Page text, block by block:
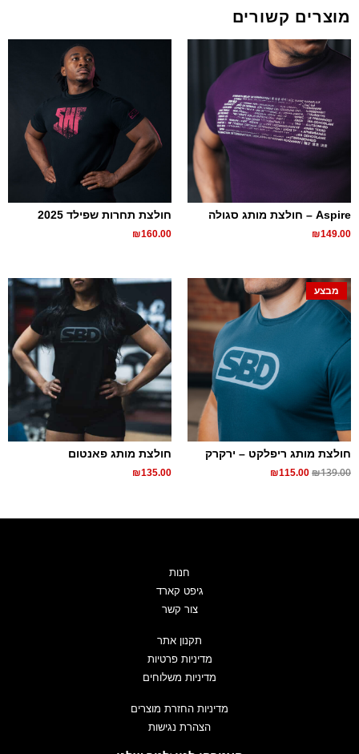
מוצרים קשורים
Aspire – חולצת מותג סגולה
₪149.00
חולצת תחרות שפילד 2025
₪160.00
מבצע
חולצת מותג ריפלקט – ירקרק
₪139.00
₪115.00
חולצת מותג פאנטום
₪135.00
חנות
גיפט קארד
צור קשר
תקנון אתר
מדיניות פרטיות
מדיניות משלוחים
מדיניות החזרת מוצרים
הצהרת נגישות